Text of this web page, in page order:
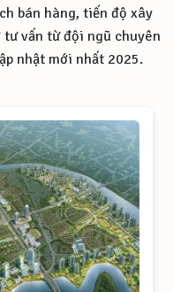
bán hàng, tiến độ xây
vấn từ đội ngũ chuyên
nhật mới nhất 2025.